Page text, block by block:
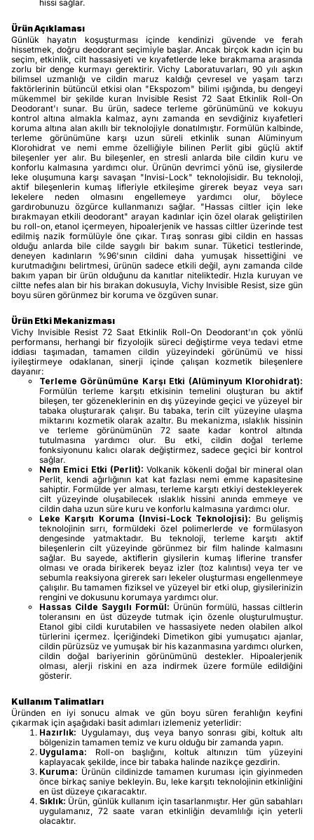
hissi sağlar.
Ürün Açıklaması
Günlük hayatın koşuşturması içinde kendinizi güvende ve ferah
hissetmek, doğru deodorant seçimiyle başlar. Ancak birçok kadın için bu
seçim, etkinlik, cilt hassasiyeti ve kıyafetlerde leke bırakmama arasında
zorlu bir denge kurmayı gerektirir. Vichy Laboratuvarları, 90 yılı aşkın
bilimsel uzmanlığı ve cildin maruz kaldığı çevresel ve yaşam tarzı
faktörlerinin bütüncül etkisi olan "Ekspozom" bilimi ışığında, bu dengeyi
mükemmel bir şekilde kuran Invisible Resist 72 Saat Etkinlik Roll-On
Deodorant'ı sunar. Bu ürün, sadece terleme görünümünü ve kokuyu
kontrol altına almakla kalmaz, aynı zamanda en sevdiğiniz kıyafetleri
koruma altına alan akıllı bir teknolojiyle donatılmıştır. Formülün kalbinde,
terleme görünümüne karşı uzun süreli etkinlik sunan Alüminyum
Klorohidrat ve nemi emme özelliğiyle bilinen Perlit gibi güçlü aktif
bileşenler yer alır. Bu bileşenler, en stresli anlarda bile cildin kuru ve
konforlu kalmasına yardımcı olur. Ürünün devrimci yönü ise, giysilerde
leke oluşumuna karşı savaşan "Invisi-Lock" teknolojisidir. Bu teknoloji,
aktif bileşenlerin kumaş lifleriyle etkileşime girerek beyaz veya sarı
lekelere neden olmasını engellemeye yardımcı olur, böylece
gardırobunuzu özgürce kullanmanızı sağlar. "Hassas ciltler için leke
bırakmayan etkili deodorant" arayan kadınlar için özel olarak geliştirilen
bu roll-on, etanol içermeyen, hipoalerjenik ve hassas ciltler üzerinde test
edilmiş nazik formülüyle öne çıkar. Tıraş sonrası gibi cildin en hassas
olduğu anlarda bile cilde saygılı bir bakım sunar. Tüketici testlerinde,
deneyen kadınların %96'sının cildini daha yumuşak hissettiğini ve
kurutmadığını belirtmesi, ürünün sadece etkili değil, aynı zamanda cilde
bakım yapan bir ürün olduğunu da kanıtlar niteliktedir. Hızla kuruyan ve
ciltte nefes alan bir his bırakan dokusuyla, Vichy Invisible Resist, size gün
boyu süren görünmez bir koruma ve özgüven sunar.
Ürün Etki Mekanizması
Vichy Invisible Resist 72 Saat Etkinlik Roll-On Deodorant'ın çok yönlü
performansı, herhangi bir fizyolojik süreci değiştirme veya tedavi etme
iddiası taşımadan, tamamen cildin yüzeyindeki görünümü ve hissi
iyileştirmeye odaklanan, sinerji içinde çalışan kozmetik bileşenlere
dayanır:
Terleme Görünümüne Karşı Etki (Alüminyum Klorohidrat):
Formülün terleme karşıtı etkisinin temelini oluşturan bu aktif
bileşen, ter gözeneklerinin en dış yüzeyinde geçici ve yüzeyel bir
tabaka oluşturarak çalışır. Bu tabaka, terin cilt yüzeyine ulaşma
miktarını kozmetik olarak azaltır. Bu mekanizma, ıslaklık hissinin
ve terleme görünümünün 72 saate kadar kontrol altında
tutulmasına yardımcı olur. Bu etki, cildin doğal terleme
fonksiyonunu kalıcı olarak değiştirmez, sadece geçici bir kontrol
sağlar.
Nem Emici Etki (Perlit): Volkanik kökenli doğal bir mineral olan
Perlit, kendi ağırlığının kat kat fazlası nemi emme kapasitesine
sahiptir. Formülde yer alması, terleme karşıtı etkiyi destekleyerek
cilt yüzeyinde oluşabilecek ıslaklık hissini anında emmeye ve
cildin daha uzun süre kuru ve konforlu kalmasına yardımcı olur.
Leke Karşıtı Koruma (Invisi-Lock Teknolojisi): Bu gelişmiş
teknolojinin sırrı, formüldeki özel polimerlerde ve formülasyon
dengesinde yatmaktadır. Bu teknoloji, terleme karşıtı aktif
bileşenlerin cilt yüzeyinde görünmez bir film halinde kalmasını
sağlar. Bu sayede, aktiflerin giysilerin kumaş liflerine transfer
olması ve orada birikerek beyaz izler (toz kalıntısı) veya ter ve
sebumla reaksiyona girerek sarı lekeler oluşturması engellenmeye
çalışılır. Bu tamamen fiziksel ve yüzeyel bir etki olup, giysilerinizin
rengini ve dokusunu korumaya yardımcı olur.
Hassas Cilde Saygılı Formül: Ürünün formülü, hassas ciltlerin
toleransını en üst düzeyde tutmak için özenle oluşturulmuştur.
Etanol gibi cildi kurutabilen ve hassasiyete neden olabilen alkol
türlerini içermez. İçeriğindeki Dimetikon gibi yumuşatıcı ajanlar,
cildin pürüzsüz ve yumuşak bir his kazanmasına yardımcı olurken,
cildin doğal bariyerinin görünümünü destekler. Hipoalerjenik
olması, alerji riskini en aza indirmek üzere formüle edildiğini
gösterir.
Kullanım Talimatları
Üründen en iyi sonucu almak ve gün boyu süren ferahlığın keyfini
çıkarmak için aşağıdaki basit adımları izlemeniz yeterlidir:
Hazırlık: Uygulamayı, duş veya banyo sonrası gibi, koltuk altı
bölgenizin tamamen temiz ve kuru olduğu bir zamanda yapın.
Uygulama: Roll-on başlığını, koltuk altınızın tüm yüzeyini
kaplayacak şekilde, ince bir tabaka halinde nazikçe gezdirin.
Kuruma: Ürünün cildinizde tamamen kuruması için giyinmeden
önce birkaç saniye bekleyin. Bu, leke karşıtı teknolojinin etkinliğini
en üst düzeye çıkaracaktır.
Sıklık: Ürün, günlük kullanım için tasarlanmıştır. Her gün sabahları
uygulamanız, 72 saate varan etkinliğin devamlılığı için yeterli
olacaktır.